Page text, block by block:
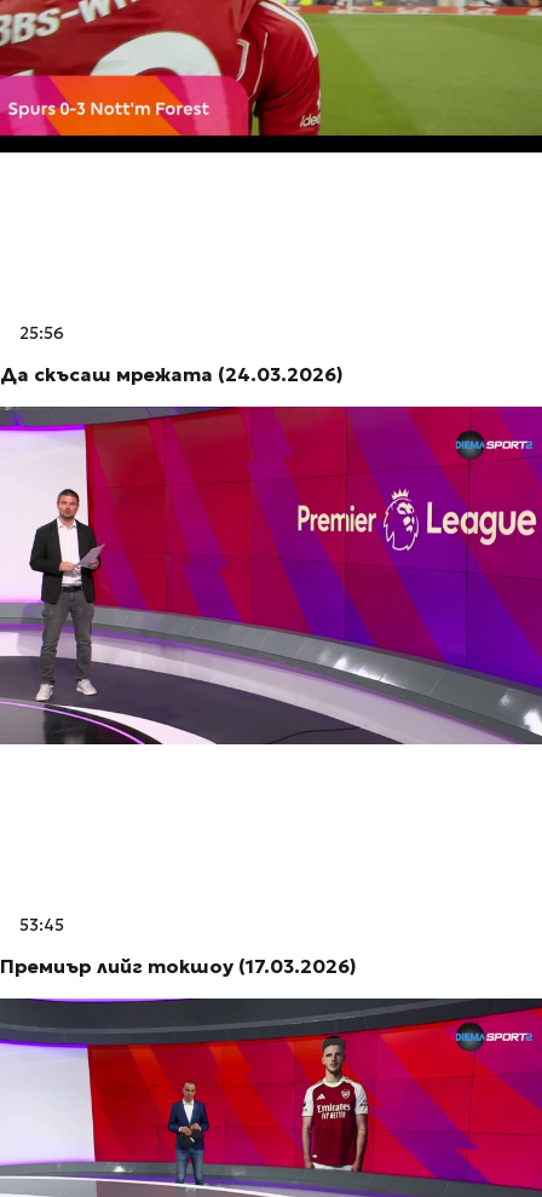
25:56
Да скъсаш мрежата (24.03.2026)
53:45
Премиър лийг токшоу (17.03.2026)